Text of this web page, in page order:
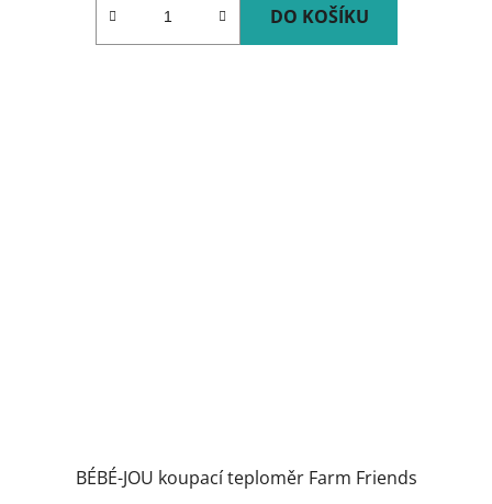
DO KOŠÍKU
BÉBÉ-JOU koupací teploměr Farm Friends